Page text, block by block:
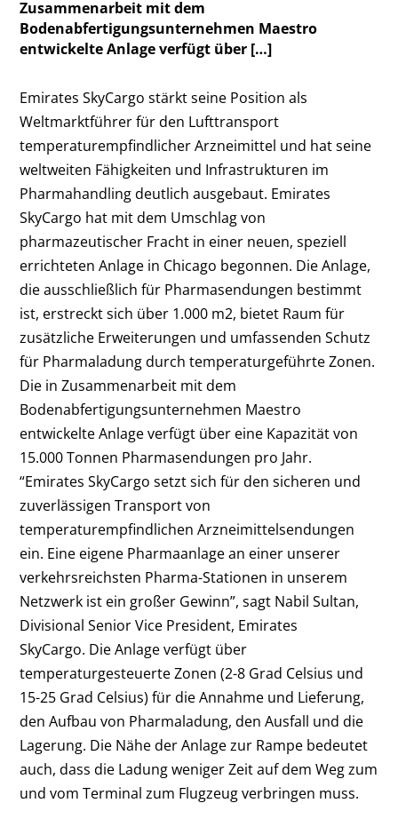
Zusammenarbeit mit dem
Bodenabfertigungsunternehmen Maestro
entwickelte Anlage verfügt über […]
Emirates SkyCargo stärkt seine Position als
Weltmarktführer für den Lufttransport
temperaturempfindlicher Arzneimittel und hat seine
weltweiten Fähigkeiten und Infrastrukturen im
Pharmahandling deutlich ausgebaut. Emirates
SkyCargo hat mit dem Umschlag von
pharmazeutischer Fracht in einer neuen, speziell
errichteten Anlage in Chicago begonnen. Die Anlage,
die ausschließlich für Pharmasendungen bestimmt
ist, erstreckt sich über 1.000 m2, bietet Raum für
zusätzliche Erweiterungen und umfassenden Schutz
für Pharmaladung durch temperaturgeführte Zonen.
Die in Zusammenarbeit mit dem
Bodenabfertigungsunternehmen Maestro
entwickelte Anlage verfügt über eine Kapazität von
15.000 Tonnen Pharmasendungen pro Jahr.
“Emirates SkyCargo setzt sich für den sicheren und
zuverlässigen Transport von
temperaturempfindlichen Arzneimittelsendungen
ein. Eine eigene Pharmaanlage an einer unserer
verkehrsreichsten Pharma-Stationen in unserem
Netzwerk ist ein großer Gewinn”, sagt Nabil Sultan,
Divisional Senior Vice President, Emirates
SkyCargo. Die Anlage verfügt über
temperaturgesteuerte Zonen (2-8 Grad Celsius und
15-25 Grad Celsius) für die Annahme und Lieferung,
den Aufbau von Pharmaladung, den Ausfall und die
Lagerung. Die Nähe der Anlage zur Rampe bedeutet
auch, dass die Ladung weniger Zeit auf dem Weg zum
und vom Terminal zum Flugzeug verbringen muss.